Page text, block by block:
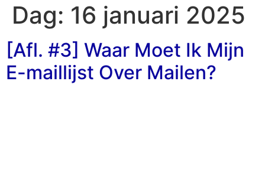
Dag: 16 januari 2025
[Afl. #3] Waar Moet Ik Mijn
E-maillijst Over Mailen?